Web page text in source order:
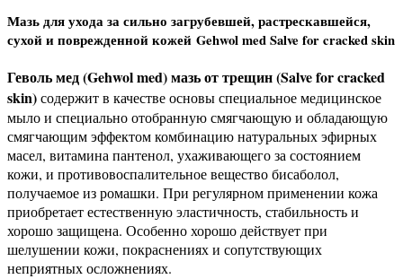
Мазь для ухода за сильно загрубевшей, растрескавшейся,
сухой и поврежденной кожей Gehwol med Salve for cracked skin
Геволь мед (Gehwol med) мазь от трещин (Salve for cracked
skin)содержит в качестве основы специальное медицинское
мыло и специально отобранную смягчающую и обладающую
смягчающим эффектом комбинацию натуральных эфирных
масел, витамина пантенол, ухаживающего за состоянием
кожи, и противовоспалительное вещество бисаболол,
получаемое из ромашки. При регулярном применении кожа
приобретает естественную эластичность, стабильность и
хорошо защищена. Особенно хорошо действует при
шелушении кожи, покраснениях и сопутствующих
неприятных осложнениях.